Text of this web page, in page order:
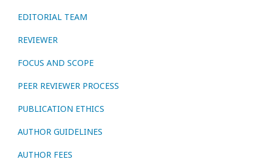
EDITORIAL TEAM
REVIEWER
FOCUS AND SCOPE
PEER REVIEWER PROCESS
PUBLICATION ETHICS
AUTHOR GUIDELINES
AUTHOR FEES